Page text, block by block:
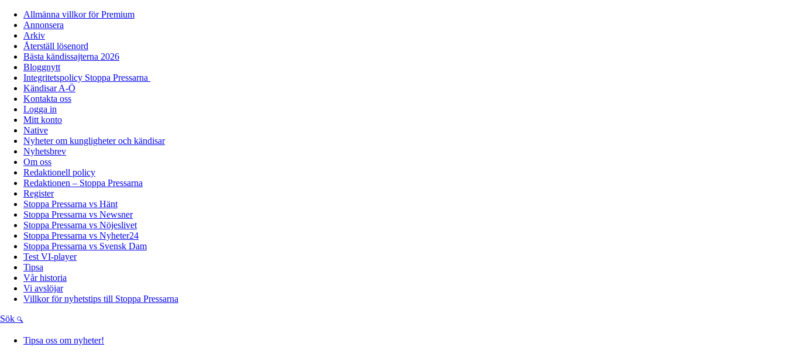
Allmänna villkor för Premium
Annonsera
Arkiv
Återställ lösenord
Bästa kändissajterna 2026
Bloggnytt
Integritetspolicy Stoppa Pressarna
Kändisar A-Ö
Kontakta oss
Logga in
Mitt konto
Native
Nyheter om kungligheter och kändisar
Nyhetsbrev
Om oss
Redaktionell policy
Redaktionen – Stoppa Pressarna
Register
Stoppa Pressarna vs Hänt
Stoppa Pressarna vs Newsner
Stoppa Pressarna vs Nöjeslivet
Stoppa Pressarna vs Nyheter24
Stoppa Pressarna vs Svensk Dam
Test VI-player
Tipsa
Vår historia
Vi avslöjar
Villkor för nyhetstips till Stoppa Pressarna
Sök
Tipsa oss om nyheter!